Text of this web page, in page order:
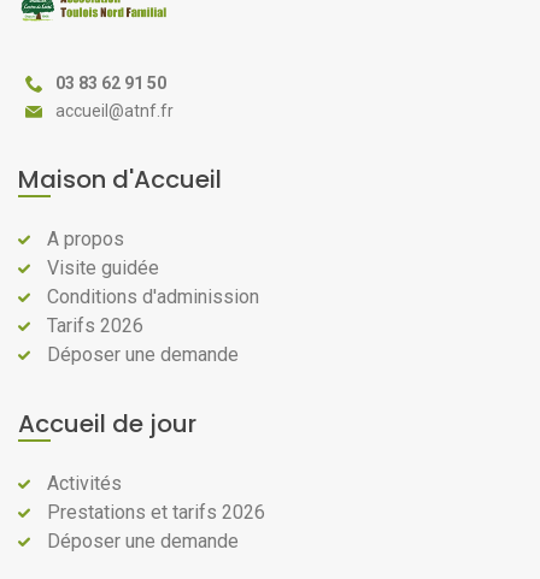
03 83 62 91 50
@
Maison d'Accueil
A propos
Visite guidée
Conditions d'adminission
Tarifs 2026
Déposer une demande
Accueil de jour
Activités
Prestations et tarifs 2026
Déposer une demande